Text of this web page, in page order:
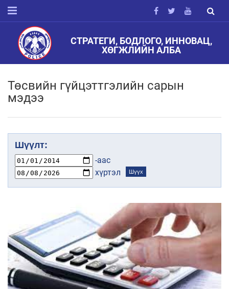
СТРАТЕГИ, БОДЛОГО, ИННОВАЦ,
ХӨГЖЛИЙН АЛБА
Төсвийн гүйцэттгэлийн сарын
мэдээ
Шүүлт:
-аас
хүртэл
Шүүх